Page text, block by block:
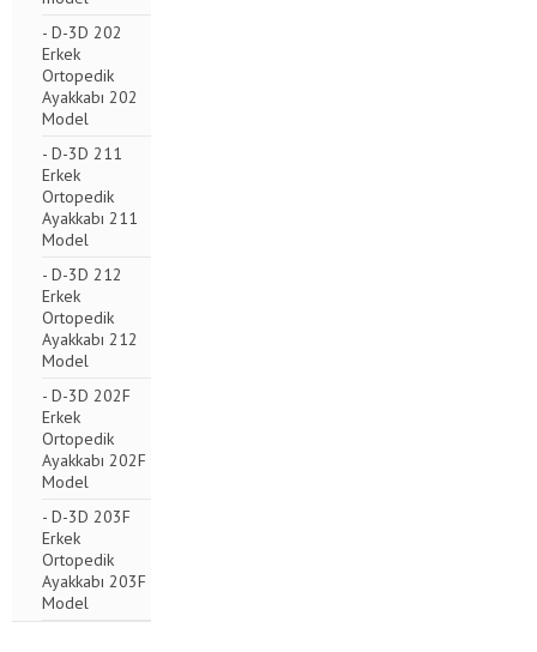
- D-3D 202
Erkek
Ortopedik
Ayakkabı 202
Model
- D-3D 211
Erkek
Ortopedik
Ayakkabı 211
Model
- D-3D 212
Erkek
Ortopedik
Ayakkabı 212
Model
- D-3D 202F
Erkek
Ortopedik
Ayakkabı 202F
Model
- D-3D 203F
Erkek
Ortopedik
Ayakkabı 203F
Model